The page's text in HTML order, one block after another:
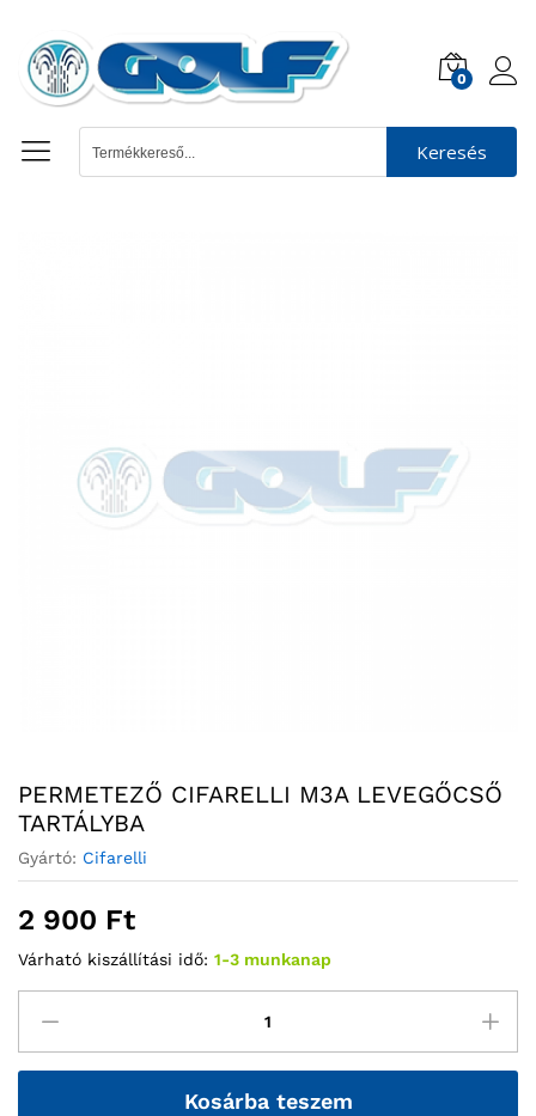
0
Keresés
PERMETEZŐ CIFARELLI M3A LEVEGŐCSŐ
TARTÁLYBA
Gyártó: Cifarelli
2 900 Ft
Várható kiszállítási idő: 1-3 munkanap
Kosárba teszem